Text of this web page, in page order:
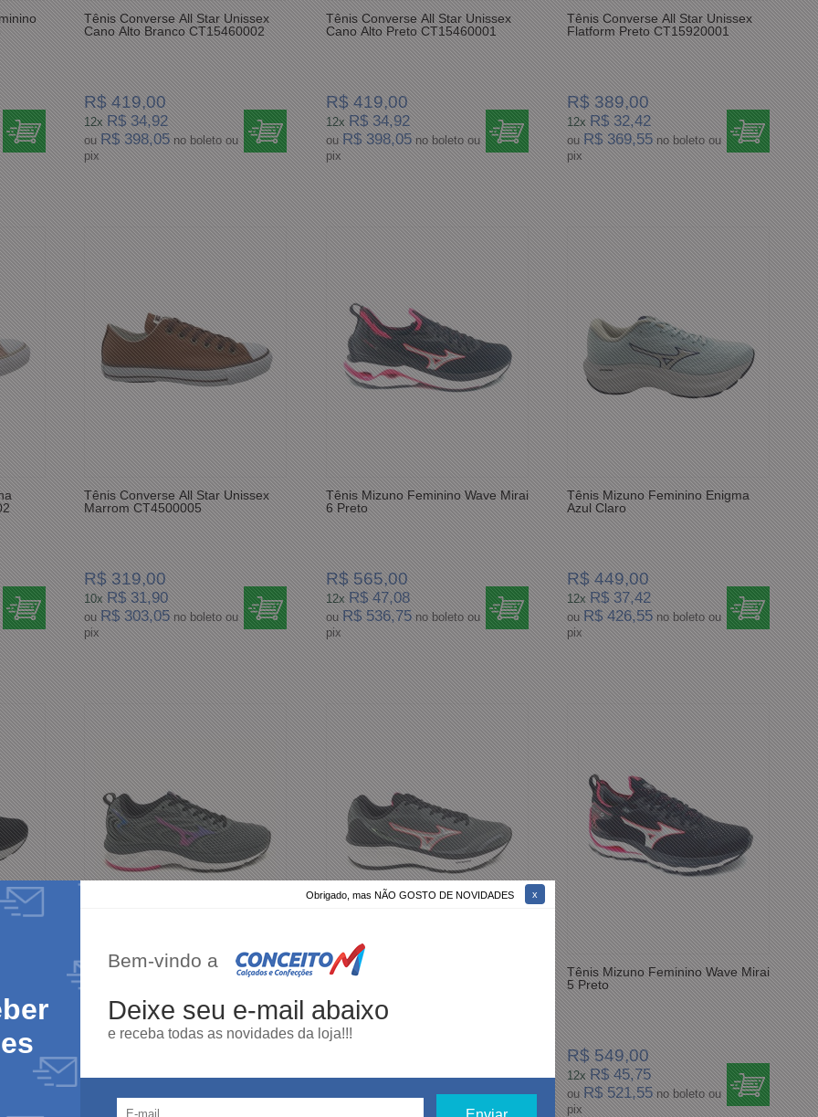
Obrigado, mas NÃO GOSTO DE NOVIDADES
Bem-vindo a
Deixe seu e-mail abaixo
e receba todas as novidades da loja!!!
Tênis Converse All Star Unissex
Cano Alto Branco CT15460002
R$ 419,00
12x R$ 34,92
ou R$ 398,05 no boleto ou
pix
Tênis Converse All Star Unissex
Cano Alto Preto CT15460001
R$ 419,00
12x R$ 34,92
ou R$ 398,05 no boleto ou
pix
Tênis Converse All Star Unissex
Flatform Preto CT15920001
R$ 389,00
12x R$ 32,42
ou R$ 369,55 no boleto ou
pix
Tênis Converse All Star Unissex
Marrom CT4500005
R$ 319,00
10x R$ 31,90
ou R$ 303,05 no boleto ou
pix
Tênis Mizuno Feminino Wave Mirai
6 Preto
R$ 565,00
12x R$ 47,08
ou R$ 536,75 no boleto ou
pix
Tênis Mizuno Feminino Enigma
Azul Claro
R$ 449,00
12x R$ 37,42
ou R$ 426,55 no boleto ou
pix
Tênis Mizuno Feminino Space 4
12x R$ 31,00
Tênis Mizuno Feminino Atlantis
12x R$ 32,92
Tênis Mizuno Feminino Wave Mirai
5 Preto
R$ 549,00
12x R$ 45,75
ou R$ 521,55 no boleto ou
pix